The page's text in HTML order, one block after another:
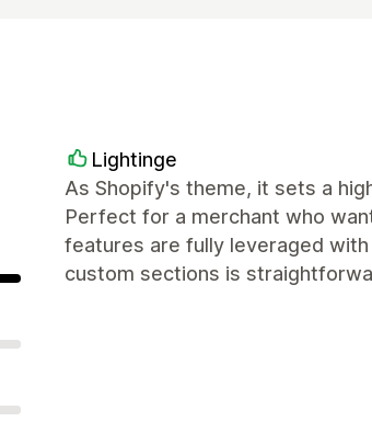
Lightinge
As Shopify's theme, it sets a
Perfect for a merchant who
features are fully leveraged
custom sections is